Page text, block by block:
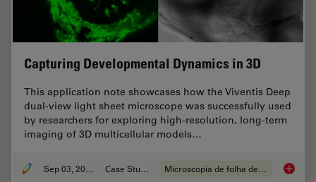
Capturing Developmental Dynamics in 3D
This application note showcases how the Viventis Deep
dual-view light sheet microscope was successfully used
by researchers for exploring high-resolution, long-term
imaging of 3D multicellular models…
Sep 03, 2025 Case Study Microscopia de folha de luz